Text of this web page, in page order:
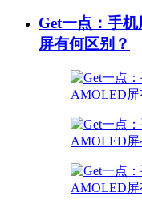
Get一点：手
屏有何区别？